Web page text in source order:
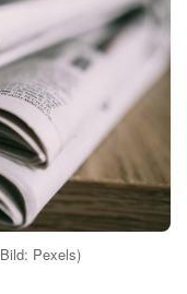
potenziell zu
in
Einige
es die Inflation
der
könnte. Daher